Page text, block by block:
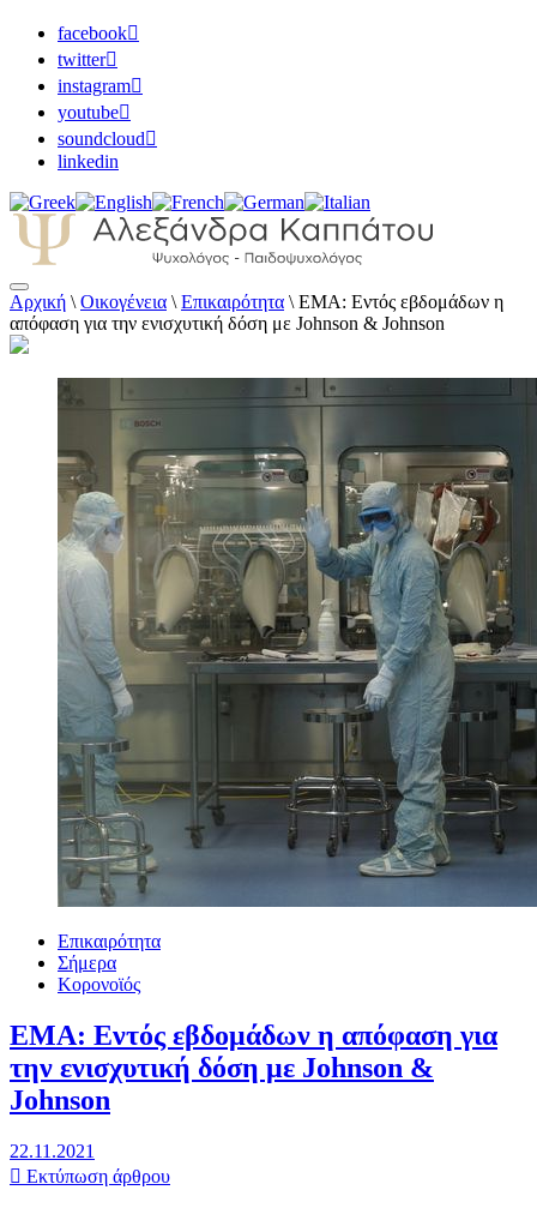
facebook
twitter
instagram
youtube
soundcloud
linkedin
Αλεξάνδρα Καππάτου Ψυχολόγος –
Παιδοψυχολόγος
Αρχική \ Οικογένεια \ Επικαιρότητα \ ΕΜΑ: Εντός εβδομάδων η
απόφαση για την ενισχυτική δόση με Johnson & Johnson
Επικαιρότητα
Σήμερα
Κορονοϊός
ΕΜΑ: Εντός εβδομάδων η απόφαση για
την ενισχυτική δόση με Johnson &
Johnson
22.11.2021
Εκτύπωση άρθρου